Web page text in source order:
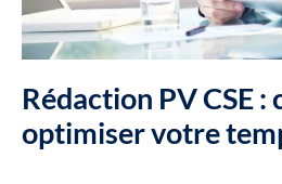
Rédaction PV CSE
optimiser votre